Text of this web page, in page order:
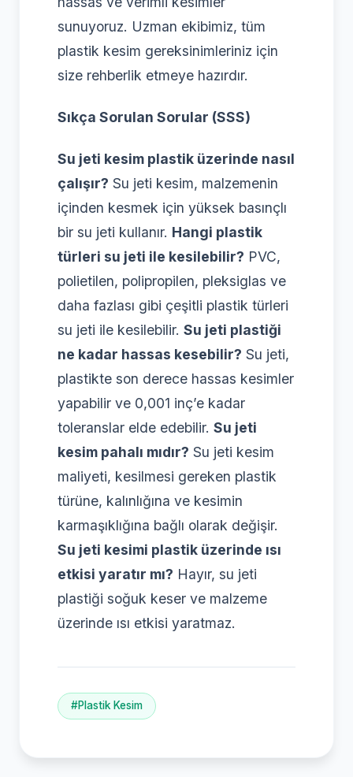
sunuyoruz. Uzman ekibimiz, tüm
plastik kesim gereksinimleriniz için
size rehberlik etmeye hazırdır.
Sıkça Sorulan Sorular (SSS)
Su jeti kesim plastik üzerinde nasıl
çalışır? Su jeti kesim, malzemenin
içinden kesmek için yüksek basınçlı
bir su jeti kullanır. Hangi plastik
türleri su jeti ile kesilebilir? PVC,
polietilen, polipropilen, pleksiglas ve
daha fazlası gibi çeşitli plastik türleri
su jeti ile kesilebilir. Su jeti plastiği
ne kadar hassas kesebilir? Su jeti,
plastikte son derece hassas kesimler
yapabilir ve 0,001 inç’e kadar
toleranslar elde edebilir. Su jeti
kesim pahalı mıdır? Su jeti kesim
maliyeti, kesilmesi gereken plastik
türüne, kalınlığına ve kesimin
karmaşıklığına bağlı olarak değişir.
Su jeti kesimi plastik üzerinde ısı
etkisi yaratır mı? Hayır, su jeti
plastiği soğuk keser ve malzeme
üzerinde ısı etkisi yaratmaz.
#Plastik Kesim